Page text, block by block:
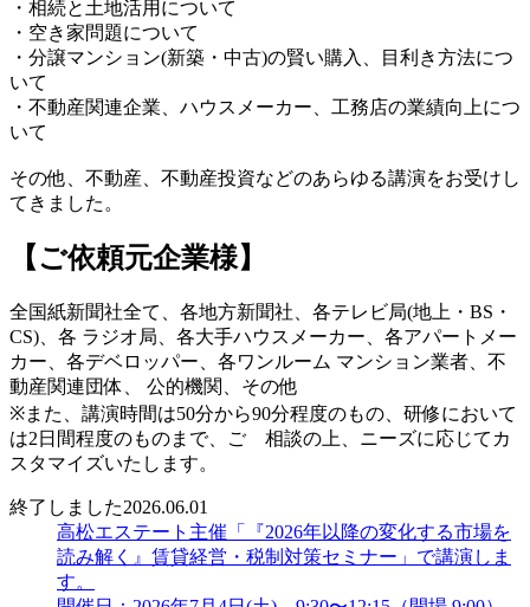
・相続と土地活用について
・空き家問題について
・分譲マンション(新築・中古)の賢い購入、目利き方法につ
いて
・不動産関連企業、ハウスメーカー、工務店の業績向上につ
いて
その他、不動産、不動産投資などのあらゆる講演をお受けし
てきました。
【ご依頼元企業様】
全国紙新聞社全て、各地方新聞社、各テレビ局(地上・BS・
CS)、各 ラジオ局、各大手ハウスメーカー、各アパートメー
カー、各デベロッパー、各ワンルーム マンション業者、不
動産関連団体、 公的機関、その他
※また、講演時間は50分から90分程度のもの、研修において
は2日間程度のものまで、ご゙相談の上、ニーズに応じてカ
スタマイズいたします。
終了しました2026.06.01
高松エステート主催「『2026年以降の変化する市場を
読み解く』賃貸経営・税制対策セミナー」で講演しま
す。